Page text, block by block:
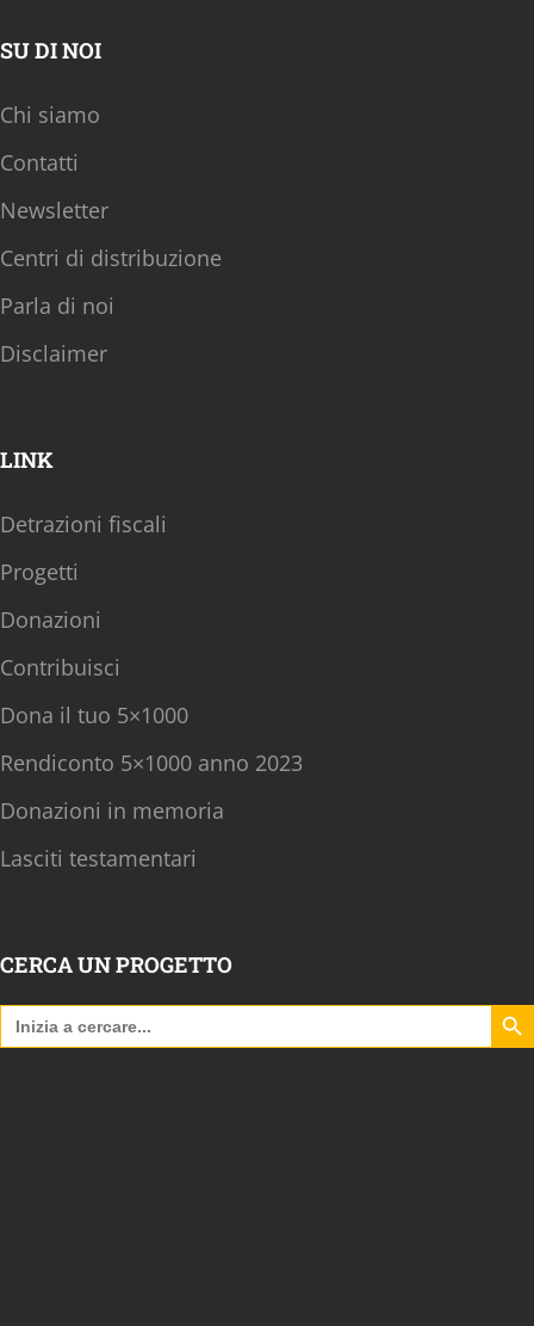
SU DI NOI
Chi siamo
Contatti
Newsletter
Centri di distribuzione
Parla di noi
Disclaimer
LINK
Detrazioni fiscali
Progetti
Donazioni
Contribuisci
Dona il tuo 5×1000
Rendiconto 5×1000 anno 2023
Donazioni in memoria
Lasciti testamentari
CERCA UN PROGETTO
Search
for:
Search